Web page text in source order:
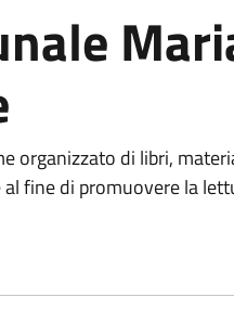
organizzato di libri,
fine di promuovere la